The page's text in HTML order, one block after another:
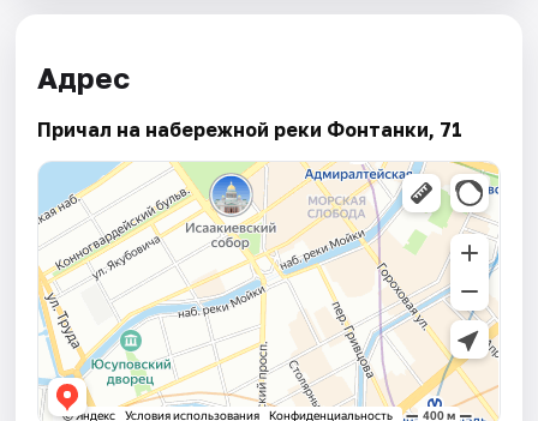
Адрес
Причал на набережной реки Фонтанки, 71